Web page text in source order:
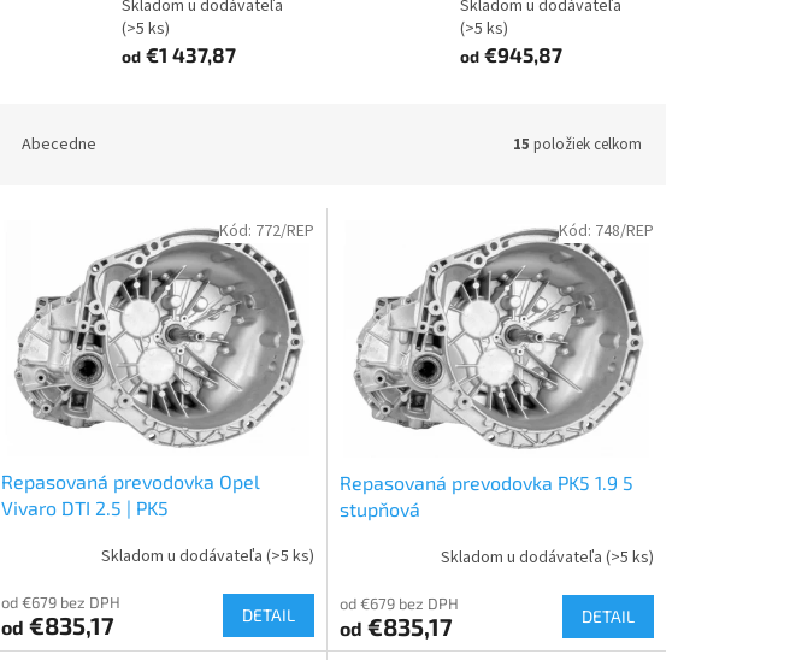
Skladom u dodávateľa
(>5 ks)
od€1 437,87
Skladom u dodávateľa
(>5 ks)
od€945,87
Abecedne 15 položiek celkom
Repasovaná prevodovka Opel
Vivaro DTI 2.5 | PK5
Skladom u dodávateľa (>5 ks)
od €679 bez DPH
od €835,17 DETAIL
Kód: 772/REP
Repasovaná prevodovka PK5 1.9 5
stupňová
Skladom u dodávateľa (>5 ks)
od €679 bez DPH
od €835,17 DETAIL
Kód: 748/REP